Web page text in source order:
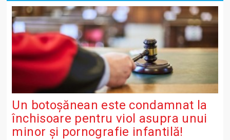
Un botoșănean este condamnat la
închisoare pentru viol asupra unui
minor și pornografie infantilă!